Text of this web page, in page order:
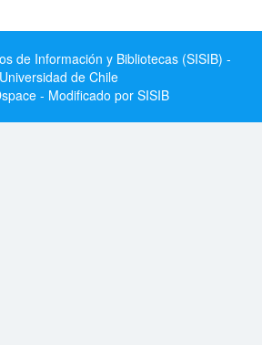
de Información y Bibliotecas (SISIB) -
Universidad de Chile
- Modificado por SISIB